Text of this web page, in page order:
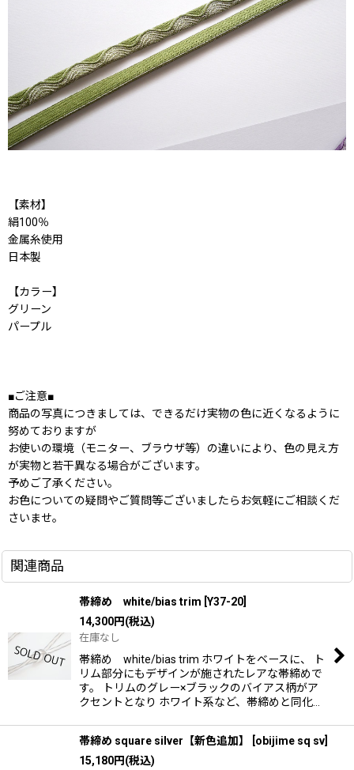
【素材】
絹100％
金属糸使用
日本製
【カラー】
グリーン
パープル
■ご注意■
商品の写真につきましては、できるだけ実物の色に近くなるように
努めておりますが
お使いの環境（モニター、ブラウザ等）の違いにより、色の見え方
が実物と若干異なる場合がございます。
予めご了承ください。
お色についての疑問やご質問等ございましたらお気軽にご相談くだ
さいませ。
関連商品
帯締め white/bias trim Y37-20
14,300円(税込)
在庫なし
帯締め white/bias trim ホワイトをベースに、 ト
リム部分にもデザインが施されたレアな帯締めで
す。 トリムのグレー×ブラックのバイアス柄がア
クセントとなり ホワイト系など、帯締めと同化…
帯締め square silver【新色追加】 obijime sq sv
15,180円(税込)